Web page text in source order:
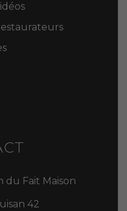
du Fait Maison
42